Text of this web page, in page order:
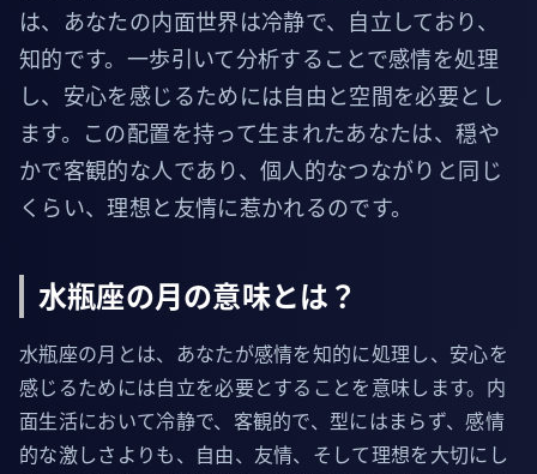
は、あなたの内面世界は冷静で、自立しており、
知的です。一歩引いて分析することで感情を処理
し、安心を感じるためには自由と空間を必要とし
ます。この配置を持って生まれたあなたは、穏や
かで客観的な人であり、個人的なつながりと同じ
くらい、理想と友情に惹かれるのです。
水瓶座の月の意味とは？
水瓶座の月とは、あなたが感情を知的に処理し、安心を
感じるためには自立を必要とすることを意味します。内
面生活において冷静で、客観的で、型にはまらず、感情
的な激しさよりも、自由、友情、そして理想を大切にし